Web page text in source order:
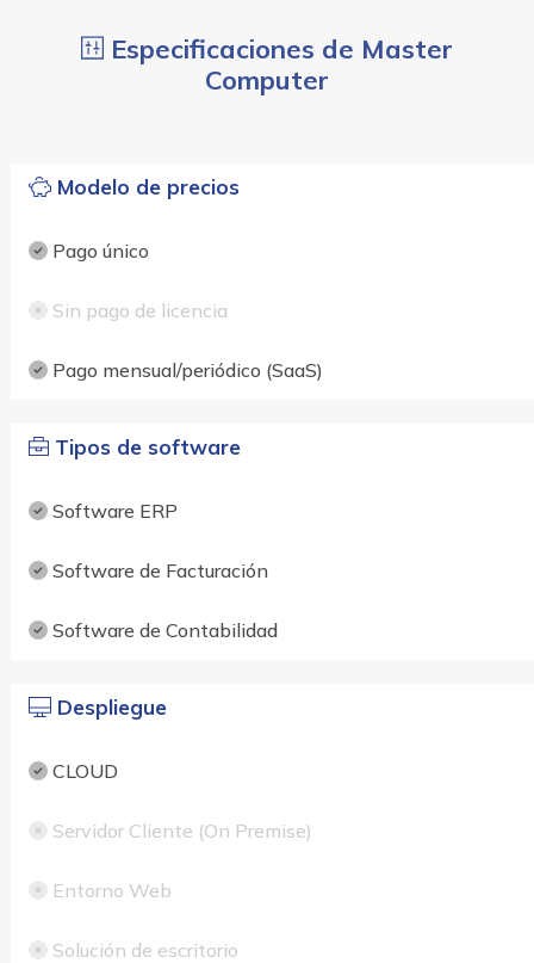
Especificaciones de Master
Computer
Modelo de precios
Pago único
Sin pago de licencia
Pago mensual/periódico (SaaS)
Tipos de software
Software ERP
Software de Facturación
Software de Contabilidad
Despliegue
CLOUD
Servidor Cliente (On Premise)
Entorno Web
Solución de escritorio